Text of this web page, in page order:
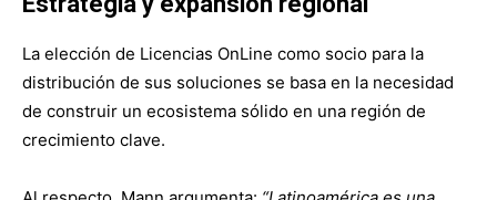
La elección de Licencias OnLine como socio para la
distribución de sus soluciones se basa en la necesidad
de construir un ecosistema sólido en una región de
crecimiento clave.